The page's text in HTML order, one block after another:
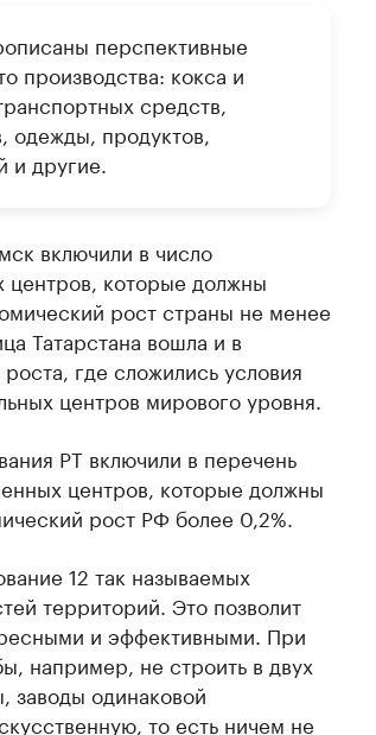
перспективные
производства: кокса и
средств,
одежды, продуктов,
и другие.
включили в число
центров, которые должны
рост страны не менее
Татарстана вошла и в
где сложились условия
центров мирового уровня.
РТ включили в перечень
центров, которые должны
рост РФ более 0,2%.
12 так называемых
территорий. Это позволит
и эффективными. При
например, не строить в двух
заводы одинаковой
то есть ничем не